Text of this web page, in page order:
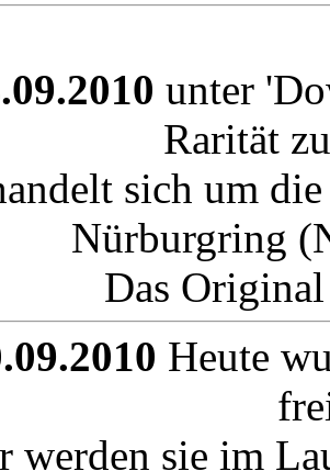
unter
Rarität
sich um
Nürburgring
Das
Heute
werden sie im